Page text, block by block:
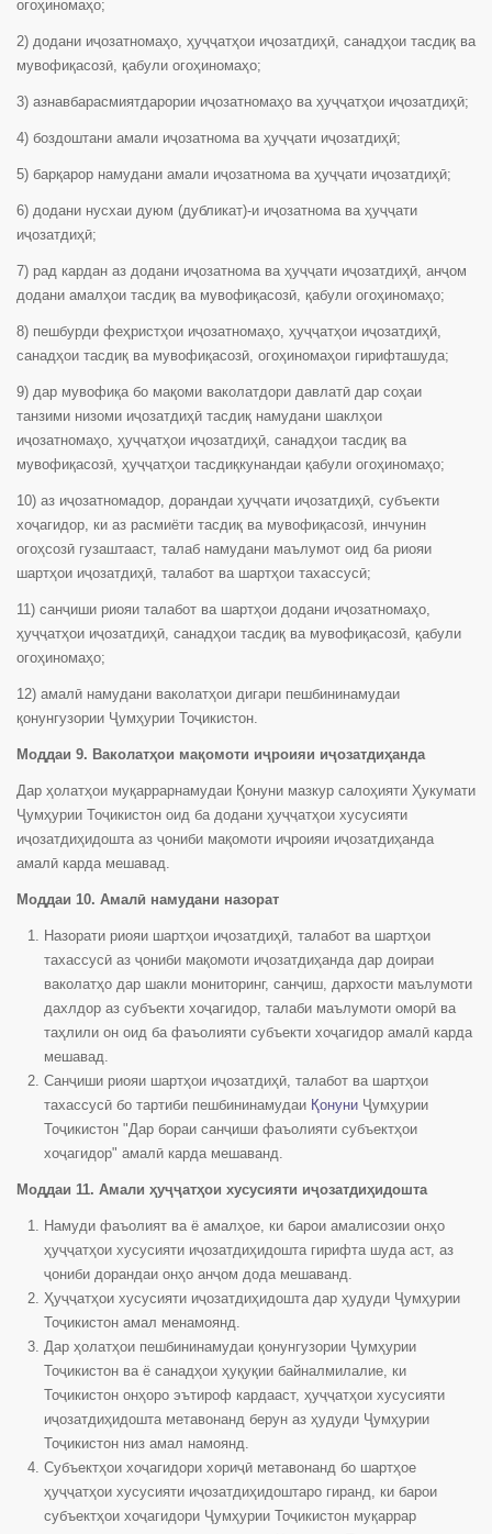
огоҳиномаҳо;
2) додани иҷозатномаҳо, ҳуҷҷатҳои иҷозатдиҳӣ, санадҳои тасдиқ ва
мувофиқасозӣ, қабули огоҳиномаҳо;
3) азнавбарасмиятдарории иҷозатномаҳо ва ҳуҷҷатҳои иҷозатдиҳӣ;
4) боздоштани амали иҷозатнома ва ҳуҷҷати иҷозатдиҳӣ;
5) барқарор намудани амали иҷозатнома ва ҳуҷҷати иҷозатдиҳӣ;
6) додани нусхаи дуюм (дубликат)-и иҷозатнома ва ҳуҷҷати
иҷозатдиҳӣ;
7) рад кардан аз додани иҷозатнома ва ҳуҷҷати иҷозатдиҳӣ, анҷом
додани амалҳои тасдиқ ва мувофиқасозӣ, қабули огоҳиномаҳо;
8) пешбурди феҳристҳои иҷозатномаҳо, ҳуҷҷатҳои иҷозатдиҳӣ,
санадҳои тасдиқ ва мувофиқасозӣ, огоҳиномаҳои гирифташуда;
9) дар мувофиқа бо мақоми ваколатдори давлатӣ дар соҳаи
танзими низоми иҷозатдиҳӣ тасдиқ намудани шаклҳои
иҷозатномаҳо, ҳуҷҷатҳои иҷозатдиҳӣ, санадҳои тасдиқ ва
мувофиқасозӣ, ҳуҷҷатҳои тасдиқкунандаи қабули огоҳиномаҳо;
10) аз иҷозатномадор, дорандаи ҳуҷҷати иҷозатдиҳӣ, субъекти
хоҷагидор, ки аз расмиёти тасдиқ ва мувофиқасозӣ, инчунин
огоҳсозӣ гузаштааст, талаб намудани маълумот оид ба риояи
шартҳои иҷозатдиҳӣ, талабот ва шартҳои тахассусӣ;
11) санҷиши риояи талабот ва шартҳои додани иҷозатномаҳо,
ҳуҷҷатҳои иҷозатдиҳӣ, санадҳои тасдиқ ва мувофиқасозӣ, қабули
огоҳиномаҳо;
12) амалӣ намудани ваколатҳои дигари пешбининамудаи
қонунгузории Ҷумҳурии Тоҷикистон.
Моддаи 9. Ваколатҳои мақомоти иҷроияи иҷозатдиҳанда
Дар ҳолатҳои муқаррарнамудаи Қонуни мазкур салоҳияти Ҳукумати
Ҷумҳурии Тоҷикистон оид ба додани ҳуҷҷатҳои хусусияти
иҷозатдиҳидошта аз ҷониби мақомоти иҷроияи иҷозатдиҳанда
амалӣ карда мешавад.
Моддаи 10. Амалӣ намудани назорат
Назорати риояи шартҳои иҷозатдиҳӣ, талабот ва шартҳои
тахассусӣ аз ҷониби мақомоти иҷозатдиҳанда дар доираи
ваколатҳо дар шакли мониторинг, санҷиш, дархости маълумоти
дахлдор аз субъекти хоҷагидор, талаби маълумоти оморӣ ва
таҳлили он оид ба фаъолияти субъекти хоҷагидор амалӣ карда
мешавад.
Санҷиши риояи шартҳои иҷозатдиҳӣ, талабот ва шартҳои
тахассусӣ бо тартиби пешбининамудаи Қонуни Ҷумҳурии
Тоҷикистон "Дар бораи санҷиши фаъолияти субъектҳои
хоҷагидор" амалӣ карда мешаванд.
Моддаи 11. Амали ҳуҷҷатҳои хусусияти иҷозатдиҳидошта
Намуди фаъолият ва ё амалҳое, ки барои амалисозии онҳо
ҳуҷҷатҳои хусусияти иҷозатдиҳидошта гирифта шуда аст, аз
ҷониби дорандаи онҳо анҷом дода мешаванд.
Ҳуҷҷатҳои хусусияти иҷозатдиҳидошта дар ҳудуди Ҷумҳурии
Тоҷикистон амал менамоянд.
Дар ҳолатҳои пешбининамудаи қонунгузории Ҷумҳурии
Тоҷикистон ва ё санадҳои ҳуқуқии байналмилалие, ки
Тоҷикистон онҳоро эътироф кардааст, ҳуҷҷатҳои хусусияти
иҷозатдиҳидошта метавонанд берун аз ҳудуди Ҷумҳурии
Тоҷикистон низ амал намоянд.
Субъектҳои хоҷагидори хориҷӣ метавонанд бо шартҳое
ҳуҷҷатҳои хусусияти иҷозатдиҳидоштаро гиранд, ки барои
субъектҳои хоҷагидори Ҷумҳурии Тоҷикистон муқаррар